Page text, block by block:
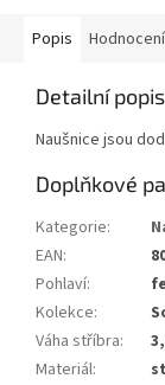
Popis Hodnocení
Detailní
Naušnice jsou
Doplňkové
Kategorie:
EAN:
Pohlaví:
Kolekce:
Váha stříbra:
Materiál: